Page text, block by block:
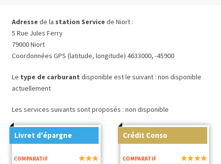
Adresse de la station Service de Niort :
5 Rue Jules Ferry
79000 Niort
Coordonnées GPS (latitude, longitude) 4633000, -45900
Le type de carburant disponible est le suivant : non disponible
actuellement
Les services suivants sont proposés : non disponible
Livret d'épargne
COMPARATIF
Crédit Conso
COMPARATIF